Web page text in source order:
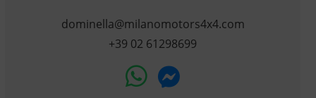
dominella@milanomotors4x4.com
+39 02 61298699